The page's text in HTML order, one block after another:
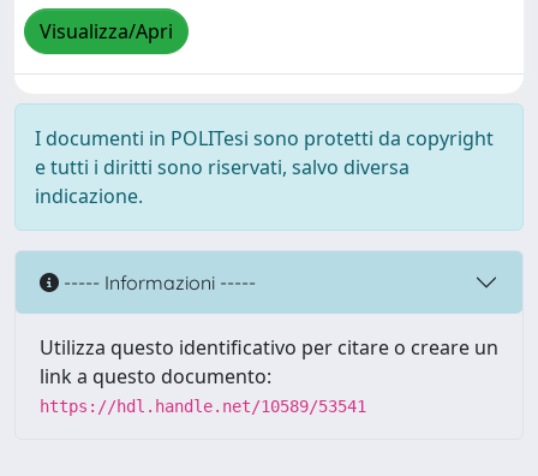
Visualizza/Apri
I documenti in POLITesi sono protetti da copyright
e tutti i diritti sono riservati, salvo diversa
indicazione.
----- Informazioni -----
Utilizza questo identificativo per citare o creare un
link a questo documento:
https://hdl.handle.net/10589/53541